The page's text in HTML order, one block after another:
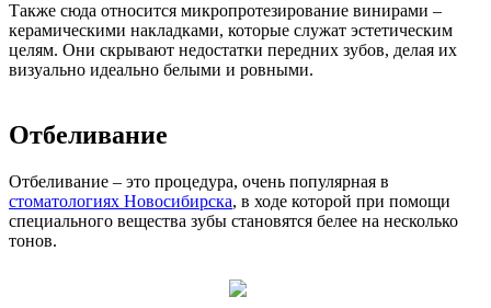
Также сюда относится микропротезирование винирами –
керамическими накладками, которые служат эстетическим
целям. Они скрывают недостатки передних зубов, делая их
визуально идеально белыми и ровными.
Отбеливание
Отбеливание – это процедура, очень популярная в
стоматологиях Новосибирска, в ходе которой при помощи
специального вещества зубы становятся белее на несколько
тонов.